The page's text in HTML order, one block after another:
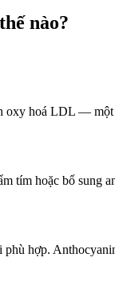
nào?
hoá LDL —
tím hoặc bổ
hợp.